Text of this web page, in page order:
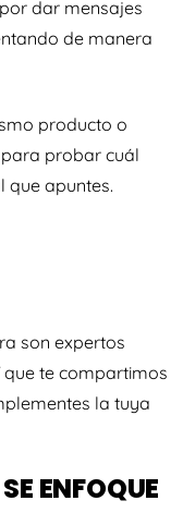
dar mensajes
de manera
producto o
probar cuál
que apuntes.
son expertos
te compartimos
la tuya
ENFOQUE